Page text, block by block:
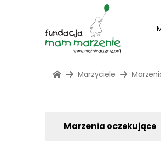
Marzyciele
Marzenia oczekujące